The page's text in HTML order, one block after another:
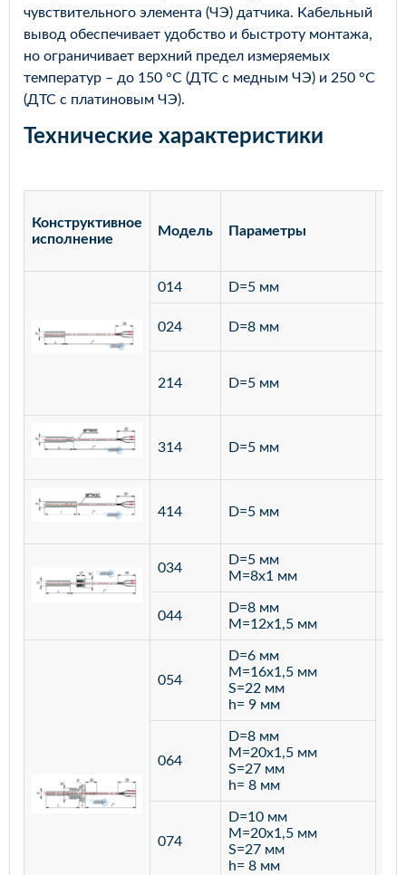
чувствительного элемента (ЧЭ) датчика. Кабельный
вывод обеспечивает удобство и быстроту монтажа,
но ограничивает верхний предел измеряемых
температур – до 150 °С (ДТС с медным ЧЭ) и 250 °С
(ДТС с платиновым ЧЭ).
Технические характеристики
Конструктивное
исполнение
Модель Параметры
014 D=5 мм
024 D=8 мм
214 D=5 мм
314 D=5 мм
414 D=5 мм
034
D=5 мм
M=8х1 мм
044
D=8 мм
M=12х1,5 мм
054
D=6 мм
M=16х1,5 мм
S=22 мм
h= 9 мм
064
D=8 мм
M=20х1,5 мм
S=27 мм
h= 8 мм
074
D=10 мм
M=20х1,5 мм
S=27 мм
h= 8 мм